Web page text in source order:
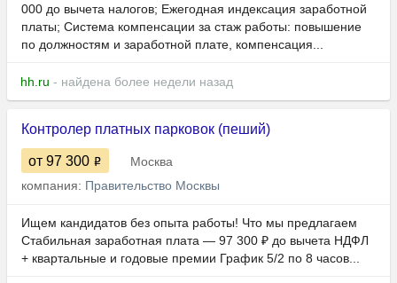
000 до вычета налогов; Ежегодная индексация заработной
платы; Система компенсации за стаж работы: повышение
по должностям и заработной плате, компенсация...
hh.ru - найдена более недели назад
Контролер платных парковок (пеший)
от 97 300
Москва
компания: Правительство Москвы
Ищем кандидатов без опыта работы! Что мы предлагаем
Стабильная заработная плата — 97 300 ₽ до вычета НДФЛ
+ квартальные и годовые премии График 5/2 по 8 часов...